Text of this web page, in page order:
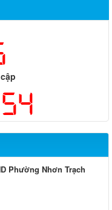
Phường Nhơn Trạch